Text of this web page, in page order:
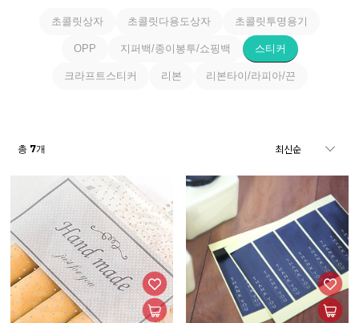
초콜릿상자 초콜릿다용도상자 초콜릿투명용기
OPP 지퍼백/종이봉투/쇼핑백 스티커
크라프트스티커 리본 리본타이/라피아/끈
총 7개